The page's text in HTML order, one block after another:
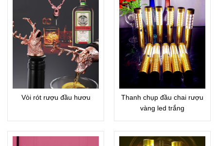
Vòi rót rượu đầu hươu
Thanh chụp đầu chai rượu
vàng led trắng